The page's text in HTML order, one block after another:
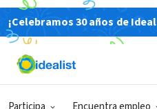
¡Celebramos 30 años de
ORGANIZACIÓN SIN FIN DE
Wema Children,